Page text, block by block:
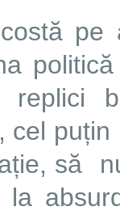
pe
replici
cel
să
la